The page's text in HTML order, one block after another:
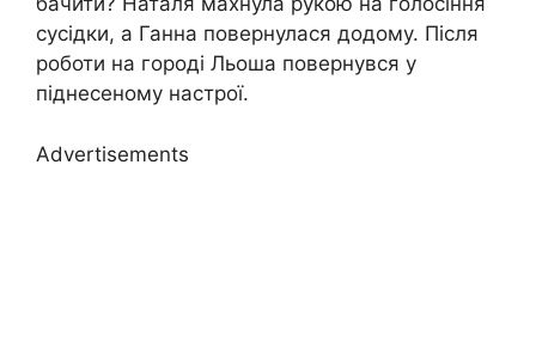
сусідки, а Ганна повернулася додому. Після
роботи на городі Льоша повернувся у
піднесеному настрої.
Advertisements